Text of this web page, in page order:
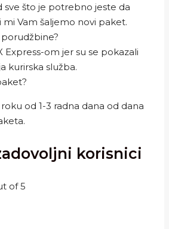
sve što je potrebno jeste da
Vam šaljemo novi paket.
Express-om jer su se pokazali
kurirska služba.
od 1-3 radna dana od dana
korisnici
of 5